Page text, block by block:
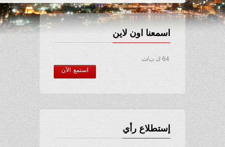
اسمعنا اون لاين
64 ك ب/ث
استمع الآن
إستطلاع رأي